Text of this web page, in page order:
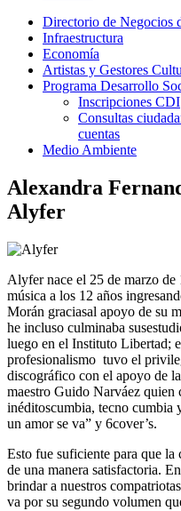
Directorio de Negocios
Infraestructura
Economía
Artistas y Gestores
Programa Desarrollo
Inscripciones CDI
Consultas
cuentas
Medio Ambiente
Alexandra
Alyfer
Alyfer nace el 25 de marzo
música a los 12 años
Morán graciasal apoyo de su
he incluso culminaba
luego en el Instituto Libertad;
profesionalismo tuvo el
discográfico con el apoyo de
maestro Guido Narváez quien
inéditoscumbia, tecno cumbia
un amor se va” y 6cover’s.
Esto fue suficiente para que
de una manera satisfactoria.
brindar a nuestros
va por su segundo volumen